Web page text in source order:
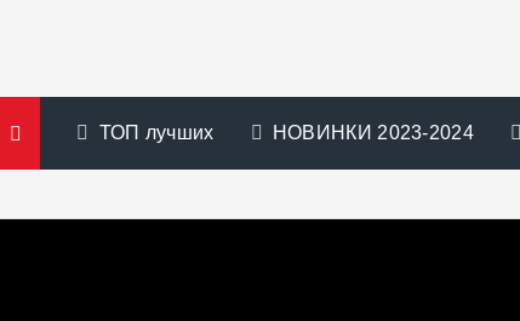
ТОП лучших НОВИНКИ 2023-2024